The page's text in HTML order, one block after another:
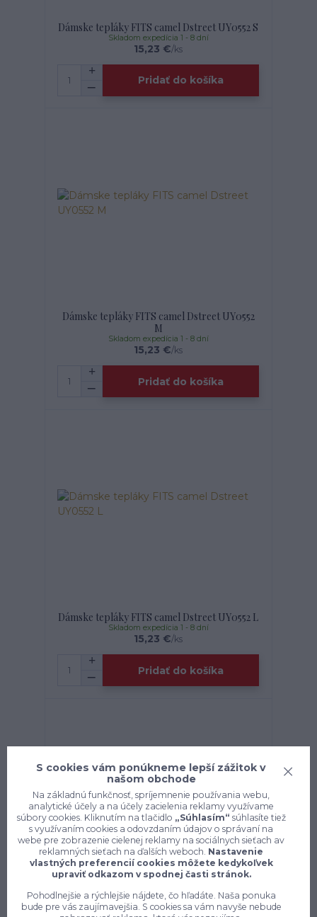
Dámske tepláky FITS camel Dstreet UY0552 S
15,23 €/ks
Skladom expedícia 1 - 8 dní
Pridať do košíka
Dámske tepláky FITS camel Dstreet UY0552
M
15,23 €/ks
Skladom expedícia 1 - 8 dní
Pridať do košíka
Dámske tepláky FITS camel Dstreet UY0552 L
15,23 €/ks
Skladom expedícia 1 - 8 dní
Pridať do košíka
Dámske tepláky FITS ružové Dstreet UY0208
S cookies vám ponúkneme lepší zážitok v
našom obchode
Na základnú funkčnosť, spríjemnenie používania webu,
analytické účely a na účely zacielenia reklamy využívame
súbory cookies. Kliknutím na tlačidlo „Súhlasím“ súhlasíte tiež
s využívaním cookies a odovzdaním údajov o správaní na
webe pre zobrazenie cielenej reklamy na sociálnych sieťach av
reklamných sieťach na ďalších weboch. Nastavenie
vlastných preferencií cookies môžete kedykoľvek
upraviť odkazom v spodnej časti stránok.
Pohodlnejšie a rýchlejšie nájdete, čo hľadáte. Naša ponuka
bude pre vás zaujímavejšia. S cookies sa vám navyše nebude